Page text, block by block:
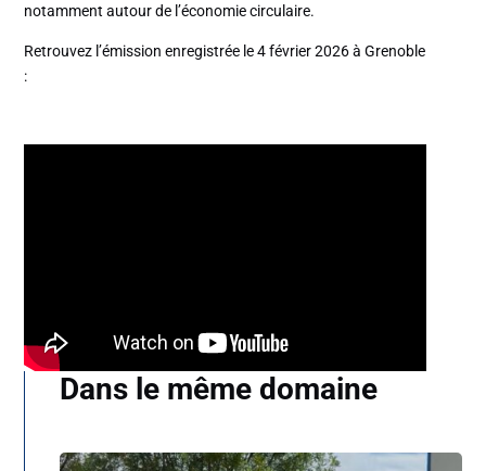
notamment autour de l’économie circulaire.
Retrouvez l’émission enregistrée le 4 février 2026 à Grenoble
:
Dans le même domaine